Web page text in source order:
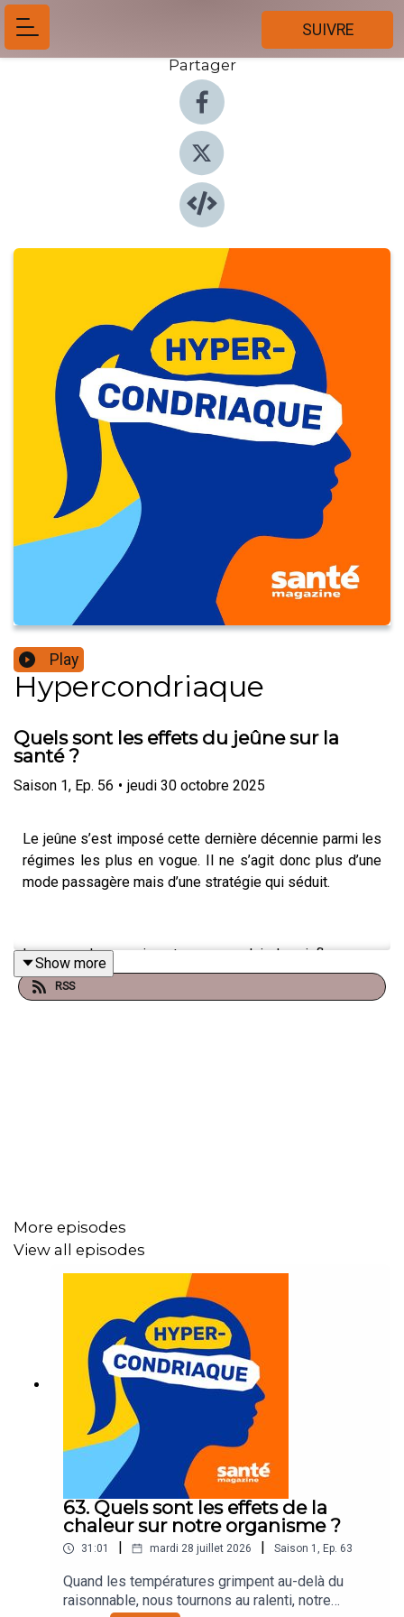
SUIVRE
Partager
Play
Hypercondriaque
Quels sont les effets du jeûne sur la
santé ?
Saison 1, Ep. 56 • jeudi 30 octobre 2025
Le jeûne s’est imposé cette dernière décennie parmi les
régimes les plus en vogue. Il ne s’agit donc plus d’une
mode passagère mais d’une stratégie qui séduit.
Les peoples ne jurent que par lui, les influenceurs
affirment qu’il leur permet de rester minces et les
conseils pullulent sur les réseaux sociaux. On y trouve
Je suis Aline Perraudin, directrice de la rédaction de
Santé magazine, et pour répondre à toutes ces
questions, je m’entretiens avec le
professeur de nutrition, praticien hospitalier au CHU de
Nantes et chercheur à l’Institut du thorax.
Hypercondriaque est un podcast de Santé magazine
animé par Aline Perraudin
Rédaction et réalisation : Nathalie Courret, Nicolas Jean
et Aline Perraudin
Show more
RSS
More episodes
View all episodes
63. Quels sont les effets de la
chaleur sur notre organisme ?
31:01 | mardi 28 juillet 2026 | Saison 1 , Ep. 63
Quand les températures grimpent au-delà du
raisonnable, nous tournons au ralenti, notre